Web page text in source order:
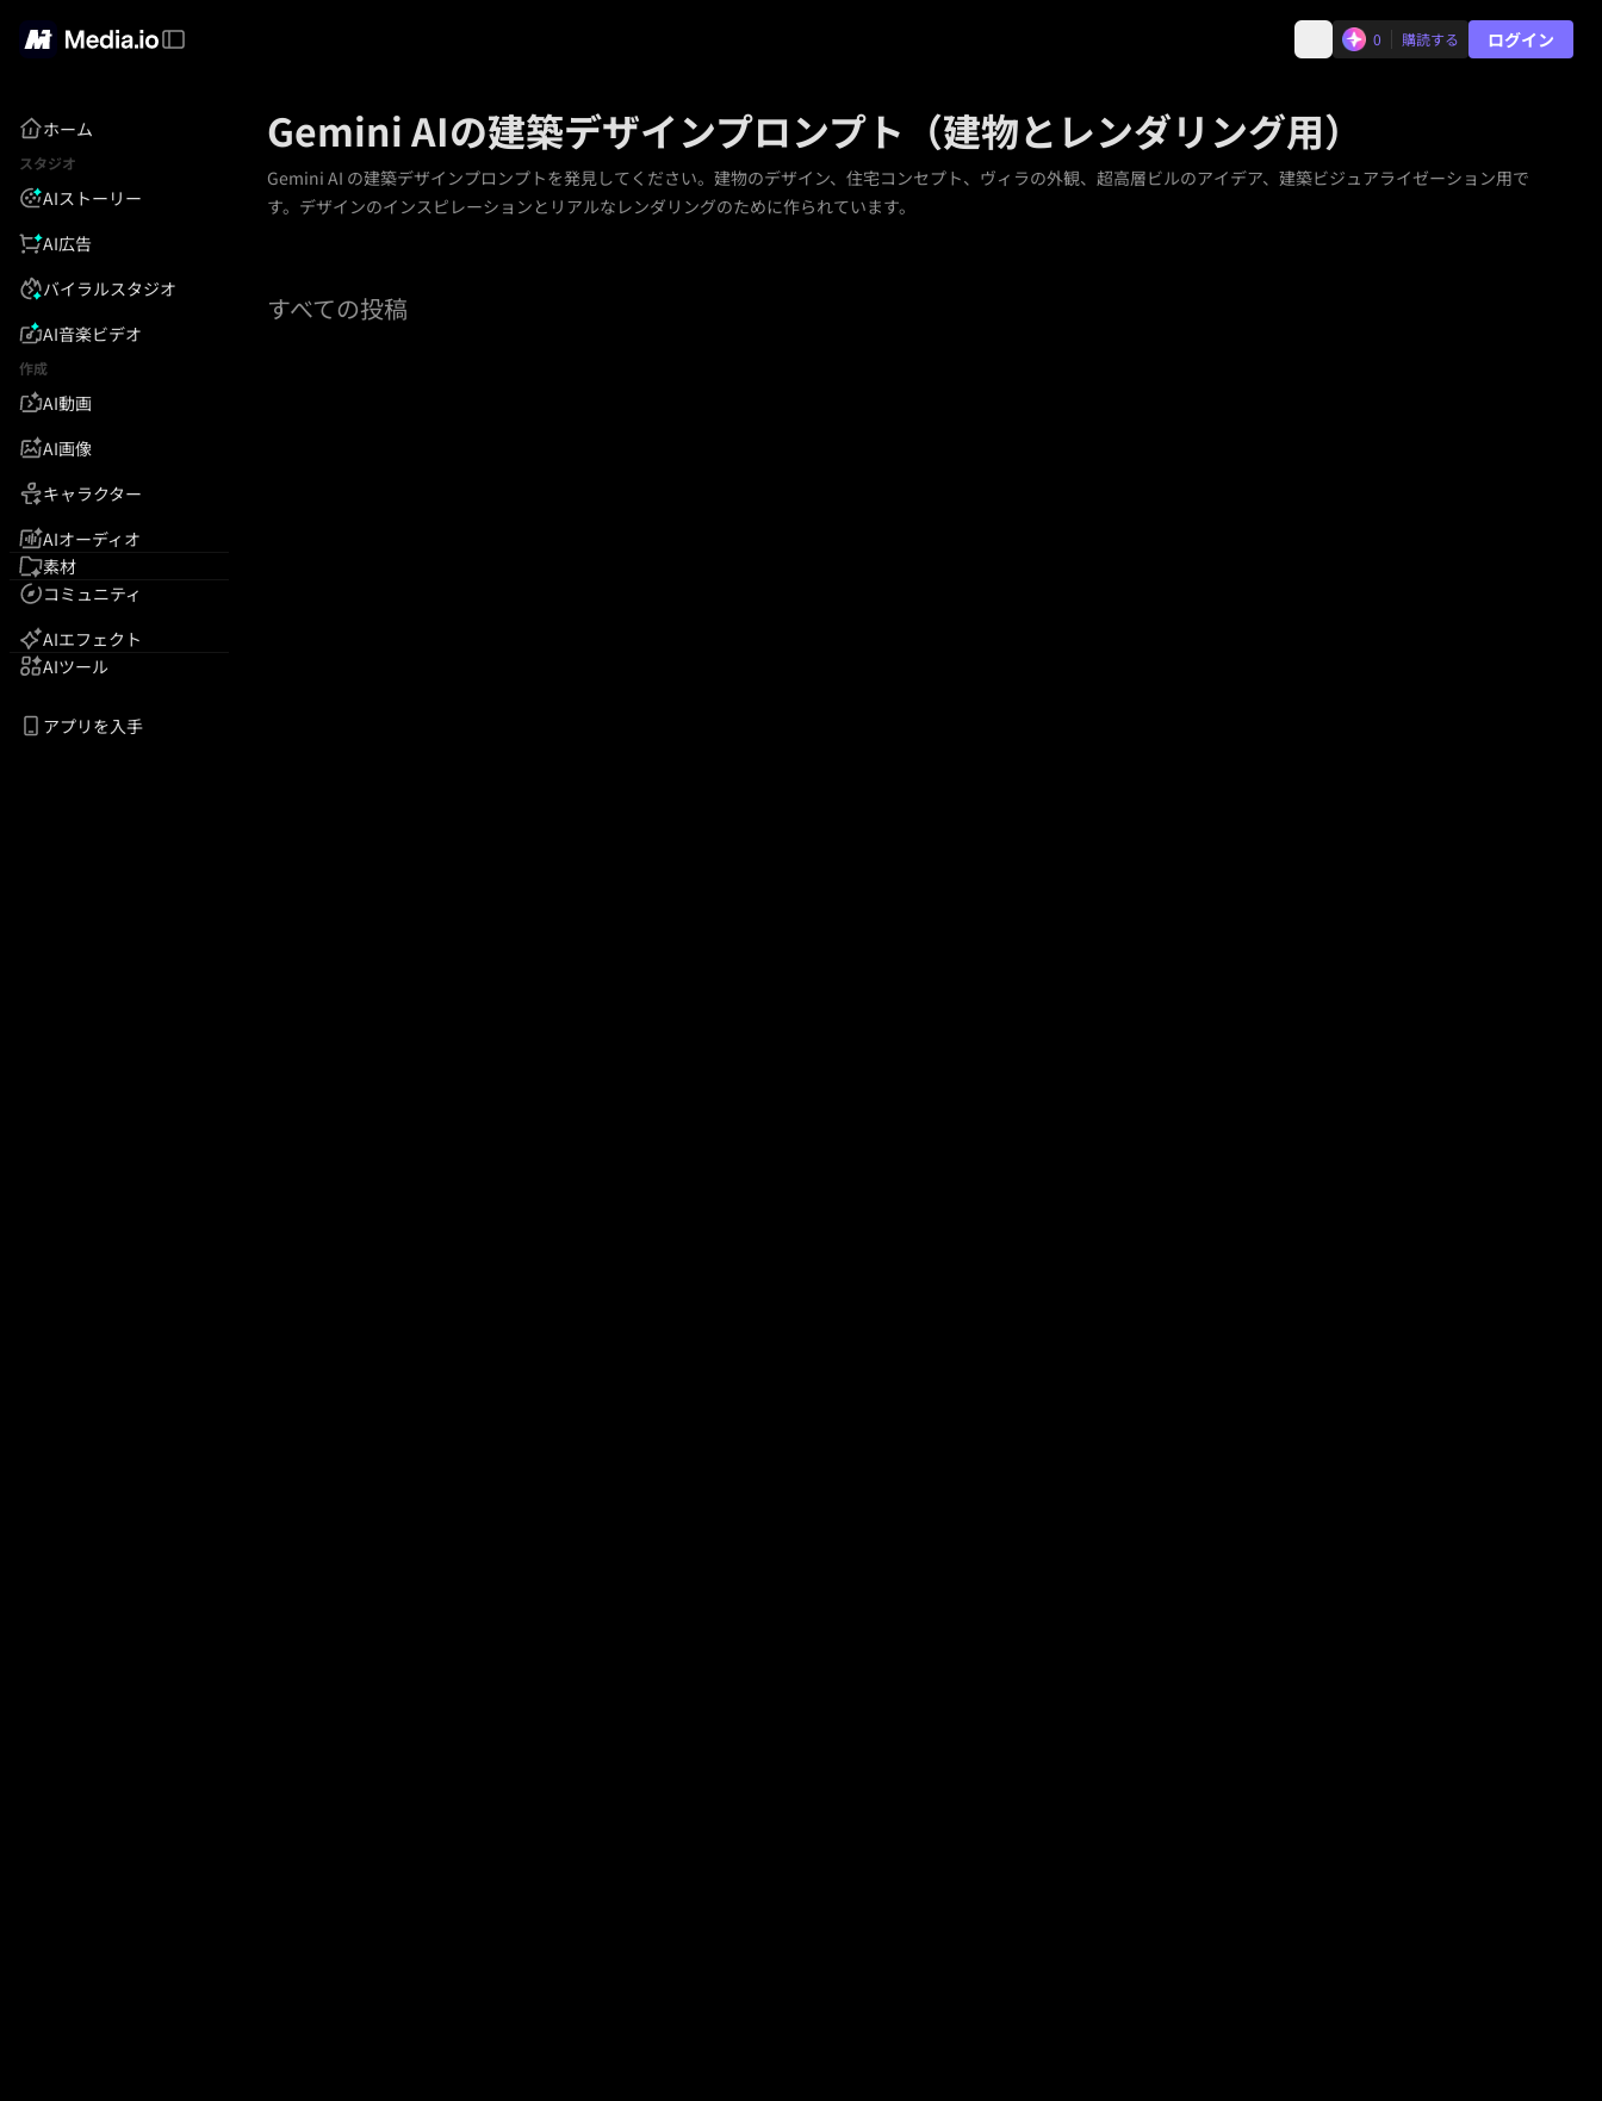
0 購読する ログイン
ホーム
スタジオ
AIストーリー
AI広告
バイラルスタジオ
AI音楽ビデオ
作成
AI動画
AI画像
キャラクター
AIオーディオ
素材
コミュニティ
AIエフェクト
AIツール
アプリを入手
Gemini AIの建築デザインプロンプト（建物とレンダリング用）
Gemini AI の建築デザインプロンプトを発見してください。建物のデザイン、住宅コンセプト、ヴィラの外観、超高層ビルのアイデア、建築ビジュアライゼーション用で
す。デザインのインスピレーションとリアルなレンダリングのために作られています。
すべての投稿